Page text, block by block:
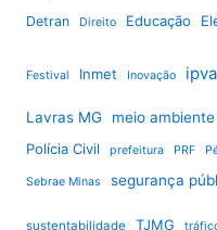
Detran Direito Educação
Festival Inmet Inovação ipva
Lavras MG meio ambiente
Polícia Civil
prefeitura PRF
Sebrae Minas segurança
sustentabilidade TJMG